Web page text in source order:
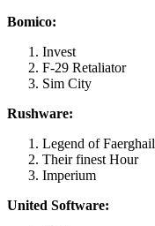
Bomico:
Invest
F-29 Retaliator
Sim City
Rushware:
Legend of Faerghail
Their finest Hour
Imperium
United Software: